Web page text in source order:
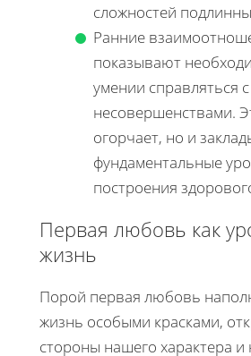
сложностей
Ранние
показывают
умении справляться с
несовершенствами.
огорчает, но и
фундаментальные
построения
Первая любовь как
жизнь
Порой первая любовь
жизнь особыми красками,
стороны нашего характера